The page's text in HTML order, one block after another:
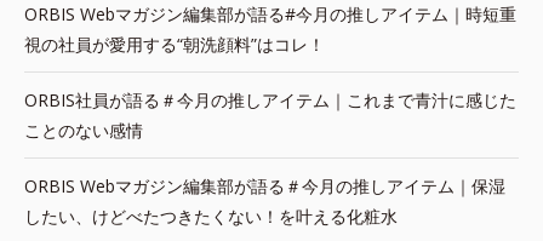
ORBIS Webマガジン編集部が語る#今月の推しアイテム｜時短重
視の社員が愛用する“朝洗顔料”はコレ！
ORBIS社員が語る＃今月の推しアイテム｜これまで青汁に感じた
ことのない感情
ORBIS Webマガジン編集部が語る＃今月の推しアイテム｜保湿
したい、けどべたつきたくない！を叶える化粧水